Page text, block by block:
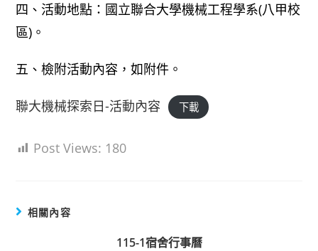
四、活動地點：國立聯合大學機械工程學系(八甲校
區)。
五、檢附活動內容，如附件。
聯大機械探索日-活動內容 下載
Post Views: 180
相關內容
115-1宿舍行事曆